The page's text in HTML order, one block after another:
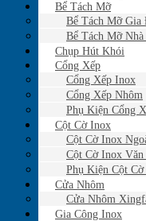
Bể Tách Mỡ
Bể Tách Mỡ Gia
Bể Tách Mỡ Nhà
Chụp Hút Khói
Cổng Xếp
Cổng Xếp Inox
Cổng Xếp Nhôm
Phụ Kiện Cổng
Cột Cờ Inox
Cột Cờ Inox
Cột Cờ Inox Văn
Phụ Kiện Cột
Cửa Nhôm
Cửa Nhôm
Gia Công Inox